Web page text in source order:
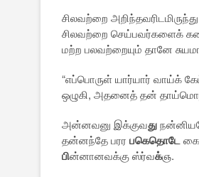
சிலவற்றை
சிலவற்றை செய்பவர்களைக்
மற்ற பலவற்றையும் தானே
“எப்பொருள் யார்யார் வாய்க்
ஒழுகி, அதனைத் தன்
அன்னவனு இக்குவது
தன்னந்தே பரர பகெதொடே
பின்னானவக்கு ஸ்ர்வக்ஞ.